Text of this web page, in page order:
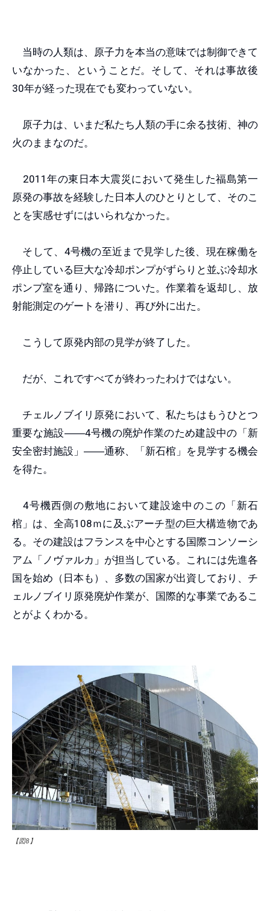
当時の人類は、原子力を本当の意味では制御できて
いなかった、ということだ。そして、それは事故後
30年が経った現在でも変わっていない。
原子力は、いまだ私たち人類の手に余る技術、神の
火のままなのだ。
2011年の東日本大震災において発生した福島第一
原発の事故を経験した日本人のひとりとして、そのこ
とを実感せずにはいられなかった。
そして、4号機の至近まで見学した後、現在稼働を
停止している巨大な冷却ポンプがずらりと並ぶ冷却水
ポンプ室を通り、帰路についた。作業着を返却し、放
射能測定のゲートを潜り、再び外に出た。
こうして原発内部の見学が終了した。
だが、これですべてが終わったわけではない。
チェルノブイリ原発において、私たちはもうひとつ
重要な施設――4号機の廃炉作業のため建設中の「新
安全密封施設」 ――通称、「新石棺」を見学する機会
を得た。
4号機西側の敷地において建設途中のこの「新石
棺」は、全高108ｍに及ぶアーチ型の巨大構造物であ
る。その建設はフランスを中心とする国際コンソーシ
アム「ノヴァルカ」が担当している。これには先進各
国を始め（日本も）、多数の国家が出資しており、チ
ェルノブイリ原発廃炉作業が、国際的な事業であるこ
とがよくわかる。
【図8】